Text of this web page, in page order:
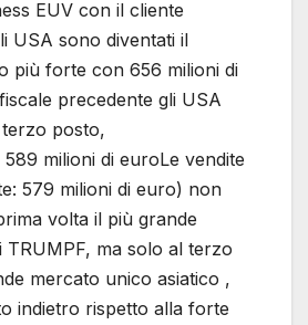
EUV con il cliente
USA sono diventati il
più forte con 656 milioni di
precedente gli USA
posto,
milioni di euroLe vendite
579 milioni di euro) non
volta il più grande
TRUMPF, ma solo al terzo
mercato unico asiatico ,
indietro rispetto alla forte